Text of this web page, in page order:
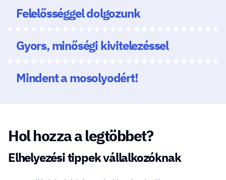
Felelősséggel dolgozunk
Gyors, minőségi kivitelezéssel
Mindent a mosolyodért!
Hol hozza a legtöbbet?
Elhelyezési tippek vállalkozóknak